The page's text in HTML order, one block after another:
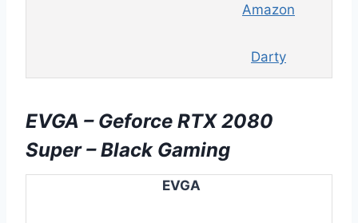
Amazon
Darty
EVGA – Geforce RTX 2080
Super – Black Gaming
EVGA